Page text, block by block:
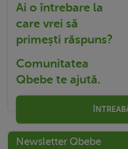
Ai o întrebare la
care vrei să
primești răspuns?
Comunitatea
Qbebe te ajută.
Newsletter Qbebe